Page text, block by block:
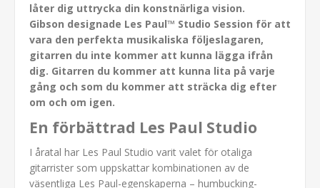
låter dig uttrycka din konstnärliga vision.
Gibson designade Les Paul™ Studio Session för att
vara den perfekta musikaliska följeslagaren,
gitarren du inte kommer att kunna lägga ifrån
dig. Gitarren du kommer att kunna lita på varje
gång och som du kommer att sträcka dig efter
om och om igen.
En förbättrad Les Paul Studio
I åratal har Les Paul Studio varit valet för otaliga
gitarrister som uppskattar kombinationen av de
väsentliga Les Paul-egenskaperna – humbucking-